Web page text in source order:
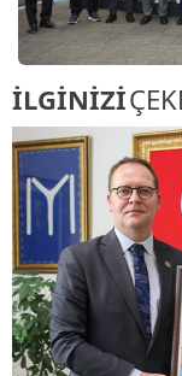
İLGİNİZİ